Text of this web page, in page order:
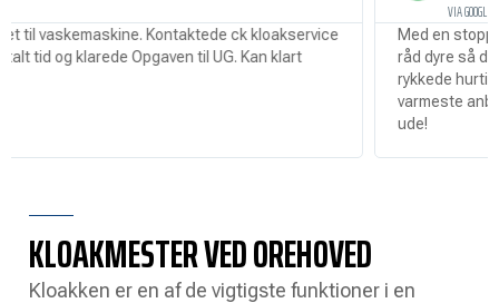
Kontaktede ck kloakservice
og klarede Opgaven til UG. Kan klart
Med en stoppet
råd dyre så det var
rykkede hurtigt ud
varmeste
KLOAKMESTER VED OREHOVED
Kloakken er en af de vigtigste funktioner i en